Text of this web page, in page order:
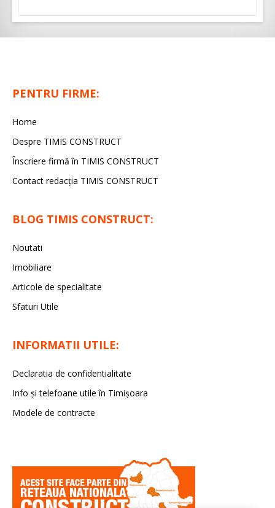
PENTRU FIRME:
Home
Despre TIMIS CONSTRUCT
Înscriere firmă în TIMIS CONSTRUCT
Contact redacția TIMIS CONSTRUCT
BLOG TIMIS CONSTRUCT:
Noutati
Imobiliare
Articole de specialitate
Sfaturi Utile
INFORMATII UTILE:
Declaratia de confidentialitate
Info și telefoane utile în Timișoara
Modele de contracte